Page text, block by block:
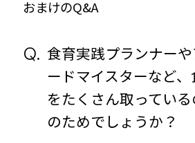
おまけのQ&A
Q. 食育実践プランナー
ードマイスターなど
をたくさん取ってい
のためでしょうか？